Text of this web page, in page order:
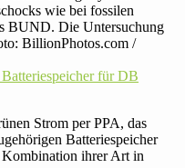
wie bei fossilen
BUND. Die Untersuchung
BillionPhotos.com /
für DB
Strom per PPA, das
Batteriespeicher
Kombination ihrer Art in